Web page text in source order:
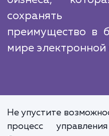
увеличить продажи.
обновления